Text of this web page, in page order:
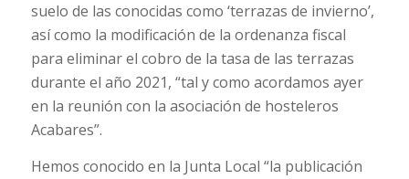
suelo de las conocidas como ‘terrazas de invierno’,
así como la modificación de la ordenanza fiscal
para eliminar el cobro de la tasa de las terrazas
durante el año 2021, “tal y como acordamos ayer
en la reunión con la asociación de hosteleros
Acabares”.
Hemos conocido en la Junta Local “la publicación